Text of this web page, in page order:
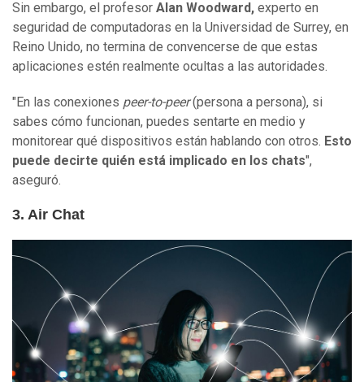
Sin embargo, el profesor Alan Woodward, experto en
seguridad de computadoras en la Universidad de Surrey, en
Reino Unido, no termina de convencerse de que estas
aplicaciones estén realmente ocultas a las autoridades.
"En las conexiones peer-to-peer (persona a persona), si
sabes cómo funcionan, puedes sentarte en medio y
monitorear qué dispositivos están hablando con otros. Esto
puede decirte quién está implicado en los chats",
aseguró.
3. Air Chat